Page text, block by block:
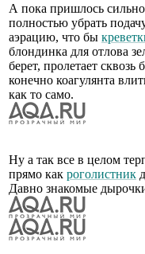
А пока пришлось
полностью убрать
аэрацию, что бы
блондинка для отлова
берет, пролетает
конечно коагулянта
как то само.
Ну а так все в целом
прямо как роголистник
Давно знакомые